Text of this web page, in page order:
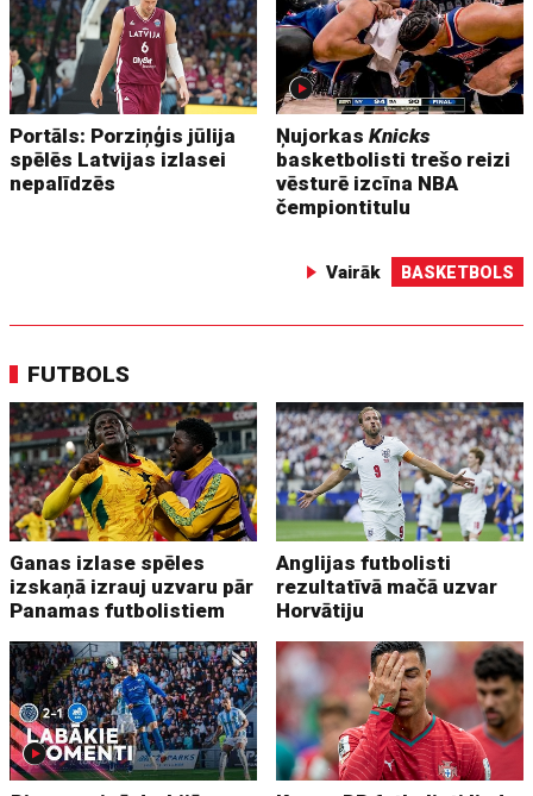
Portāls: Porziņģis jūlija
spēlēs Latvijas izlasei
nepalīdzēs
ŅujorkasKnicks
basketbolisti trešo reizi
vēsturē izcīna NBA
čempiontitulu
Vairāk BASKETBOLS
FUTBOLS
Ganas izlase spēles
izskaņā izrauj uzvaru pār
Panamas futbolistiem
Anglijas futbolisti
rezultatīvā mačā uzvar
Horvātiju